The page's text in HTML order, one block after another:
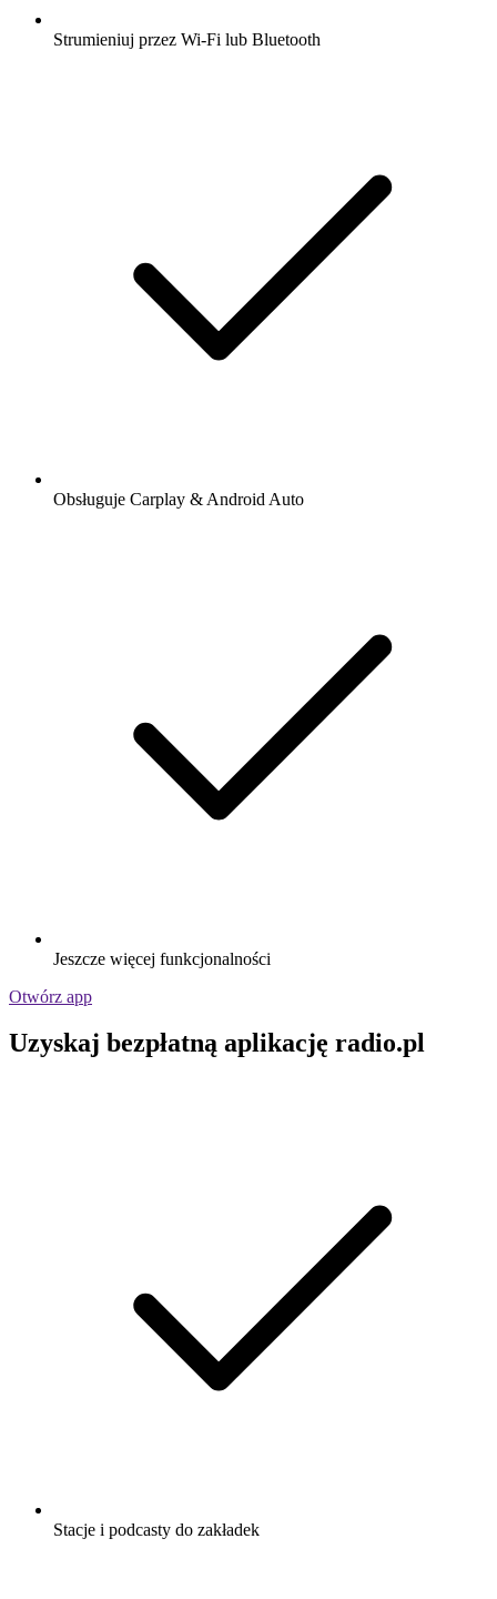
Strumieniuj przez Wi-Fi lub Bluetooth
Obsługuje Carplay & Android Auto
Jeszcze więcej funkcjonalności
Otwórz app
Uzyskaj bezpłatną aplikację radio.pl
Stacje i podcasty do zakładek